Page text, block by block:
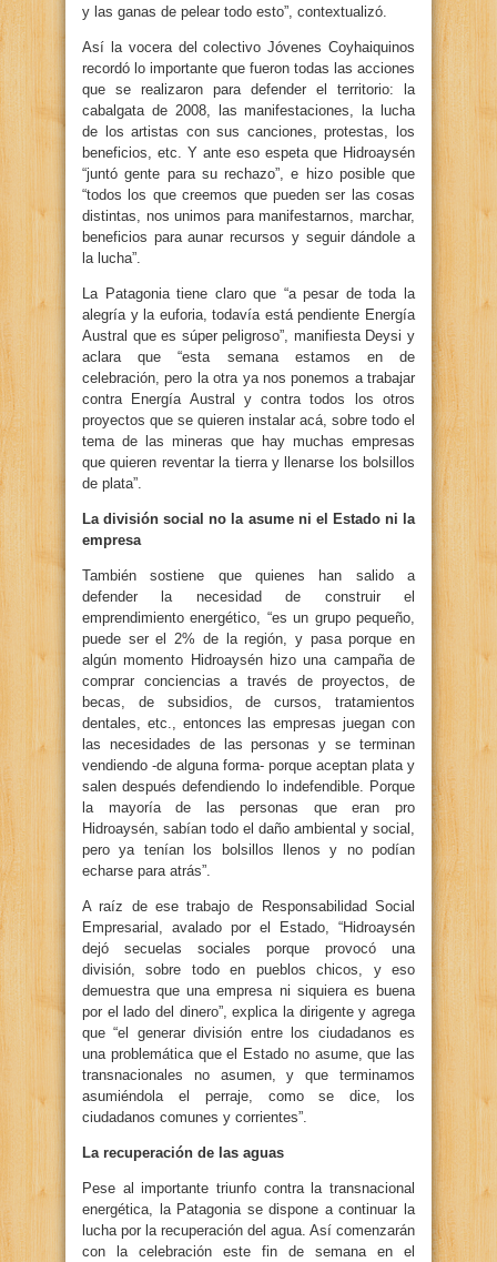
y las ganas de pelear todo esto”, contextualizó.
Así la vocera del colectivo Jóvenes Coyhaiquinos
recordó lo importante que fueron todas las acciones
que se realizaron para defender el territorio: la
cabalgata de 2008, las manifestaciones, la lucha
de los artistas con sus canciones, protestas, los
beneficios, etc. Y ante eso espeta que Hidroaysén
“juntó gente para su rechazo”, e hizo posible que
“todos los que creemos que pueden ser las cosas
distintas, nos unimos para manifestarnos, marchar,
beneficios para aunar recursos y seguir dándole a
la lucha”.
La Patagonia tiene claro que “a pesar de toda la
alegría y la euforia, todavía está pendiente Energía
Austral que es súper peligroso”, manifiesta Deysi y
aclara que “esta semana estamos en de
celebración, pero la otra ya nos ponemos a trabajar
contra Energía Austral y contra todos los otros
proyectos que se quieren instalar acá, sobre todo el
tema de las mineras que hay muchas empresas
que quieren reventar la tierra y llenarse los bolsillos
de plata”.
La división social no la asume ni el Estado ni la
empresa
También sostiene que quienes han salido a
defender la necesidad de construir el
emprendimiento energético, “es un grupo pequeño,
puede ser el 2% de la región, y pasa porque en
algún momento Hidroaysén hizo una campaña de
comprar conciencias a través de proyectos, de
becas, de subsidios, de cursos, tratamientos
dentales, etc., entonces las empresas juegan con
las necesidades de las personas y se terminan
vendiendo -de alguna forma- porque aceptan plata y
salen después defendiendo lo indefendible. Porque
la mayoría de las personas que eran pro
Hidroaysén, sabían todo el daño ambiental y social,
pero ya tenían los bolsillos llenos y no podían
echarse para atrás”.
A raíz de ese trabajo de Responsabilidad Social
Empresarial, avalado por el Estado, “Hidroaysén
dejó secuelas sociales porque provocó una
división, sobre todo en pueblos chicos, y eso
demuestra que una empresa ni siquiera es buena
por el lado del dinero”, explica la dirigente y agrega
que “el generar división entre los ciudadanos es
una problemática que el Estado no asume, que las
transnacionales no asumen, y que terminamos
asumiéndola el perraje, como se dice, los
ciudadanos comunes y corrientes”.
La recuperación de las aguas
Pese al importante triunfo contra la transnacional
energética, la Patagonia se dispone a continuar la
lucha por la recuperación del agua. Así comenzarán
con la celebración este fin de semana en el